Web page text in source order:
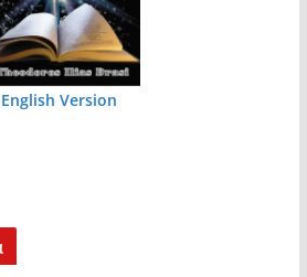
English Version